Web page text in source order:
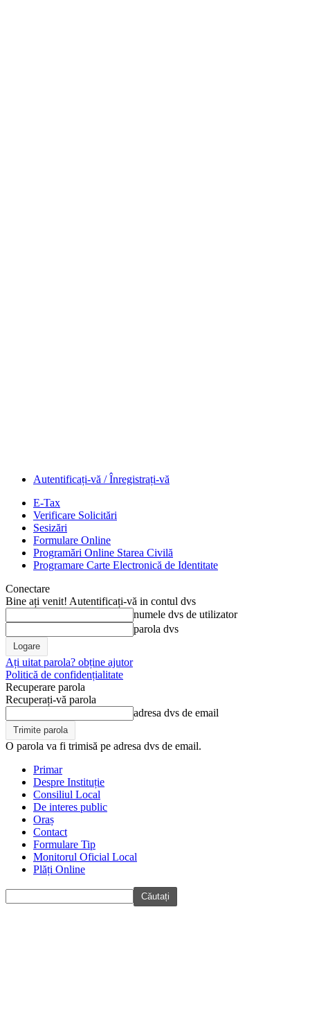
Autentificați-vă / Înregistrați-vă
E-Tax
Verificare Solicitări
Sesizări
Formulare Online
Programări Online Starea Civilă
Programare Carte Electronică de Identitate
Conectare
Bine ați venit! Autentificați-vă in contul dvs
numele dvs de utilizator
parola dvs
Ați uitat parola? obține ajutor
Politică de confidențialitate
Recuperare parola
Recuperați-vă parola
adresa dvs de email
O parola va fi trimisă pe adresa dvs de email.
Primar
Despre Instituție
Consiliul Local
De interes public
Oraș
Contact
Formulare Tip
Monitorul Oficial Local
Plăți Online